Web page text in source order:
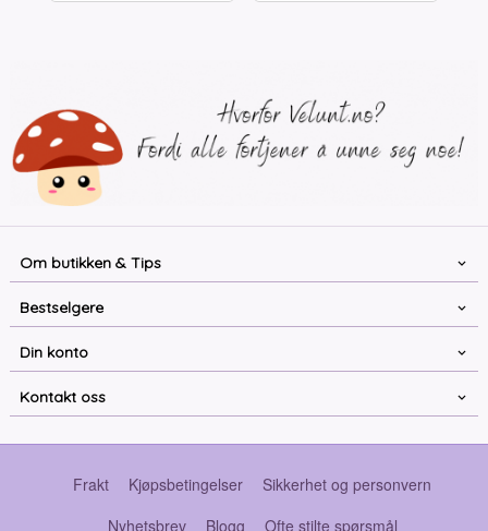
Om butikken & Tips
Bestselgere
Din konto
Kontakt oss
Frakt Kjøpsbetingelser
Sikkerhet og personvern
Nyhetsbrev
Blogg Ofte stilte spørsmål